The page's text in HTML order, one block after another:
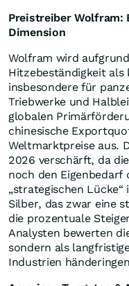
Preistreiber Wolfram:
Dimension
Wolfram wird
Hitzebeständigkeit
insbesondere für
Triebwerke und
globalen
chinesische
Weltmarktpreise aus.
2026 verschärft, da
noch den Eigenbedarf
„strategischen
Silber, das zwar eine
die prozentuale
Analysten bewerten
sondern als
Industrien